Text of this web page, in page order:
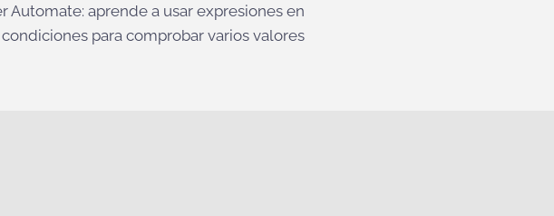
Automate: aprende a usar expresiones en
condiciones para comprobar varios valores